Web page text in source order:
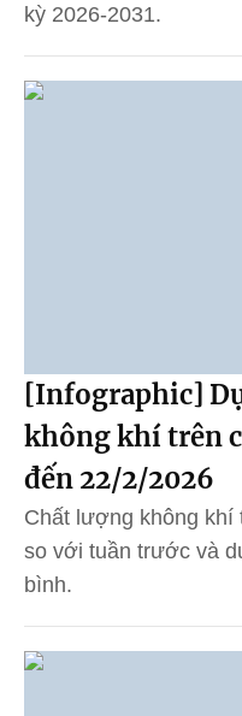
kỳ 2026-2031.
[Infographic]
không khí trên
đến 22/2/2026
Chất lượng không
so với tuần trước và
bình.